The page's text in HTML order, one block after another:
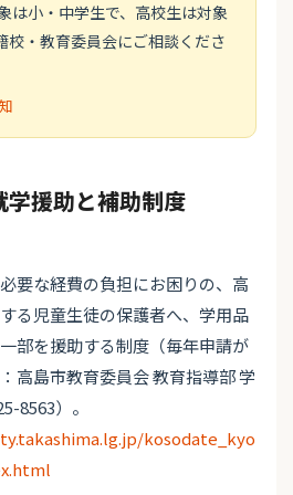
は小・中学生で、高校生は対象
校・教育委員会にご相談くださ
学援助と補助制度
要な経費の負担にお困りの、高
る児童生徒の保護者へ、学用品
部を援助する制度（毎年申請が
高島市教育委員会 教育指導部 学
8563）。
kosodate_kyo